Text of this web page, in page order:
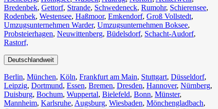
Bredenbek, Gettorf, Strande, Schwedeneck, Rumohr, Schierensee,
Rodenbek, Westensee, Haßmoor, Emkendorf, Groß Vollstedt,
Umzugsunternehmen Warder, Umzugsunternehmen Boksee,
Probsteierhagen, Neuwittenberg, Büdelsdorf, Schacht-Audorf,
Rastorf,
Deutschlandweit
Berlin⁠, München, Köln⁠, Frankfurt am Main, Stuttgart, Düsseldorf,
Leipzig, Dortmund, Essen, Bremen, Dresden, Hannover, Nürnberg,
Duisburg⁠, Bochum, Wuppertal⁠, Bielefeld⁠, Bonn⁠, Münster⁠,
Mannheim, Karlsruhe, Augsburg, Wiesbaden⁠, Mönchengladbach⁠,